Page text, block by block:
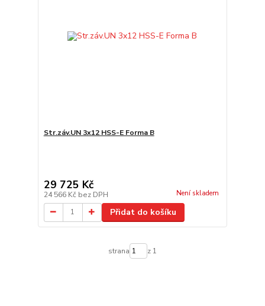
Str.záv.UN 3x12 HSS-E Forma B
29 725 Kč
24 566 Kč bez DPH Není skladem
Přidat do košíku
strana z 1